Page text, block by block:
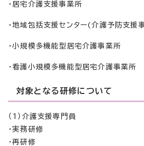
・居宅介護支援事業所
・地域包括支援センター(介護予防支援
・小規模多機能型居宅介護事業所
・看護小規模多機能型居宅介護事業所
対象となる研修について
（1）介護支援専門員
・実務研修
・再研修